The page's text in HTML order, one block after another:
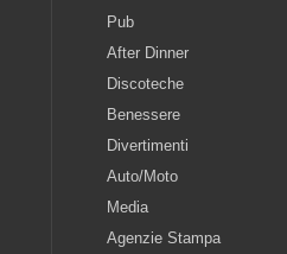
Pub
After Dinner
Discoteche
Benessere
Divertimenti
Auto/Moto
Media
Agenzie Stampa